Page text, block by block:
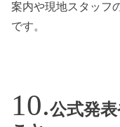
案内や現地スタッフ
です。
公式発